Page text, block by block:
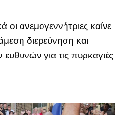
οι ανεμογεννήτριες καίνε
διερεύνηση και
για τις πυρκαγιές